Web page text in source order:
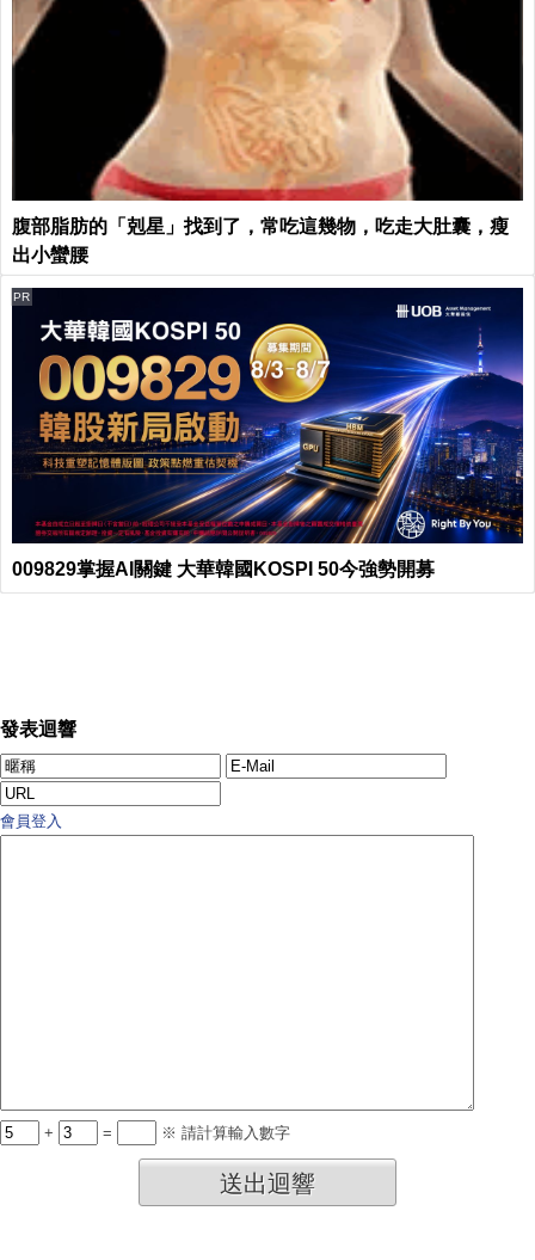
腹部脂肪的「剋星」找到了，常吃這幾物，吃走大肚囊，瘦
出小蠻腰
009829掌握AI關鍵 大華韓國KOSPI 50今強勢開募
PR
發表迴響
會員登入
+ = ※ 請計算輸入數字
送出迴響